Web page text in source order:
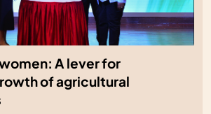
A lever for
of agricultural